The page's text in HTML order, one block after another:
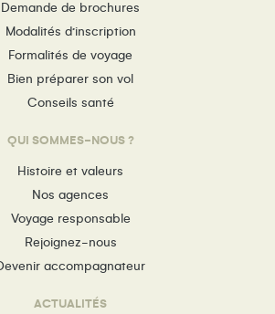
Demande de brochures
Modalités d’inscription
Formalités de voyage
Bien préparer son vol
Conseils santé
QUI SOMMES-NOUS ?
Histoire et valeurs
Nos agences
Voyage responsable
Rejoignez-nous
accompagnateur
ACTUALITÉS